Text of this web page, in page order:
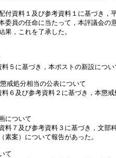
資料１及び参考資料１に基づき，
委員の任命に当たって，本評議会の
，これを了承した。
て
に基づき，本ポストの新設につい
戒処分相当の公表について
及び参考資料２に基づき，本懲戒
計画について
７及び参考資料３に基づき，文部
案）について報告があった。
ついて